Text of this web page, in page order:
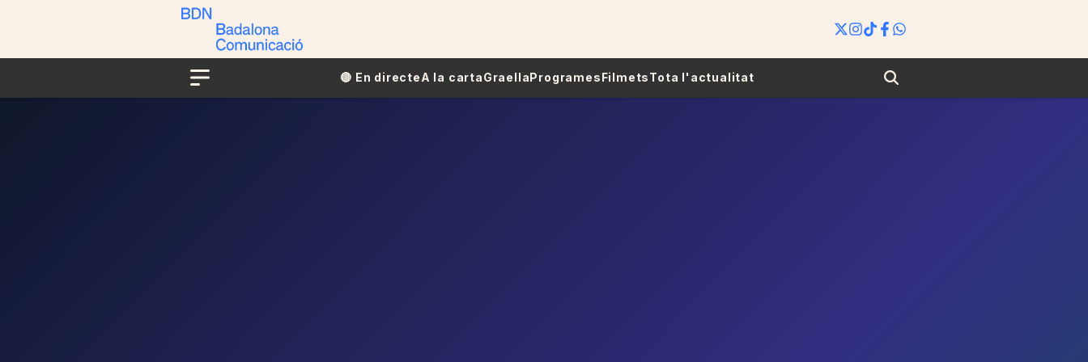
Menu
🔴​​ En directeA la cartaGraellaProgramesFilmetsTota l'actualitat Search